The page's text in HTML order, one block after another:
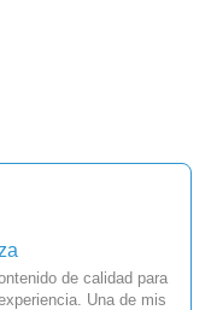
de calidad para
Una de mis